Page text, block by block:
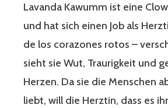
Lavanda Kawumm ist eine
und hat sich einen Job als
de los corazones rotos –
sieht sie Wut, Traurigkeit und
Herzen. Da sie die Menschen
liebt, will die Herztin, dass es